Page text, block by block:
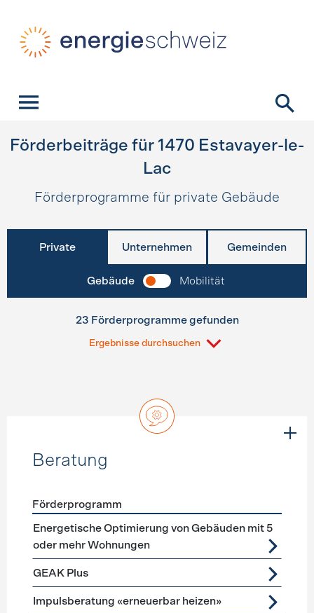
Förderbeiträge für 1470 Estavayer-le-
Lac
Förderprogramme für private Gebäude
Private Unternehmen Gemeinden
Gebäude Mobilität
23 Förderprogramme gefunden
Ergebnisse durchsuchen
Beratung
Förderprogramme Beratung
Förderprogramm
Energetische Optimierung von Gebäuden mit 5
oder mehr Wohnungen
GEAK Plus
Impulsberatung «erneuerbar heizen»